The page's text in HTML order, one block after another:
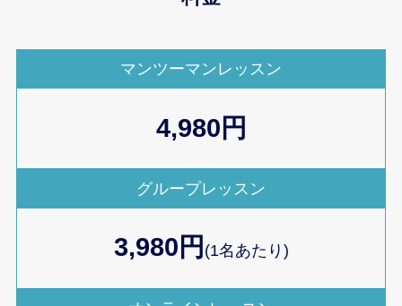
マンツーマンレッスン
4,980円
グループレッスン
3,980円 (1名あたり)